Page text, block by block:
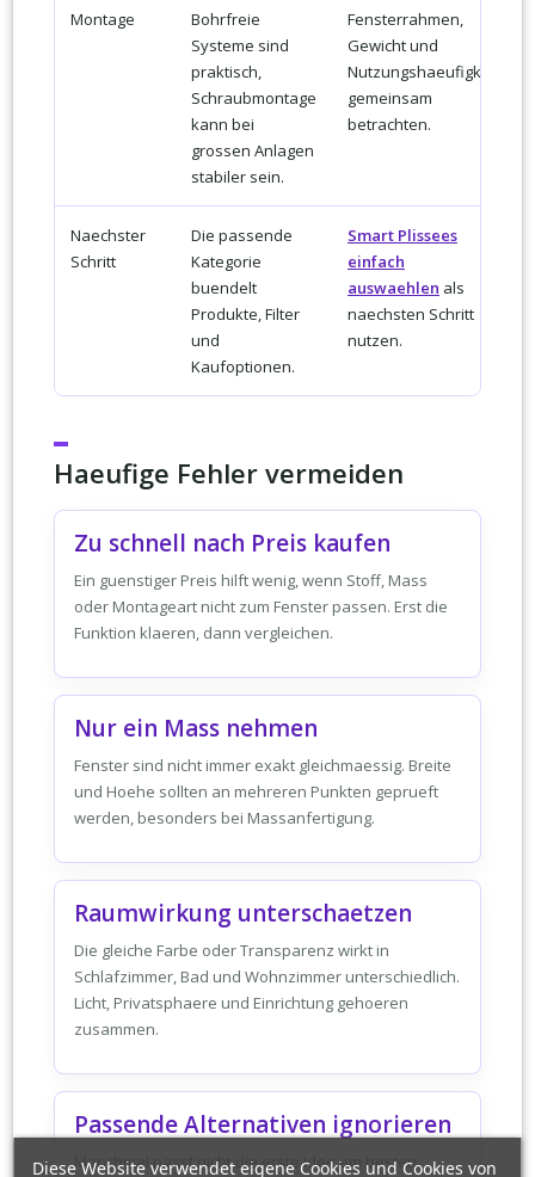
Montage
Bohrfreie
Systeme sind
praktisch,
Schraubmontage
kann bei
grossen Anlagen
stabiler sein.
Fensterrahmen,
Gewicht und
Nutzungshaeufigkeit
gemeinsam
betrachten.
Naechster
Schritt
Die passende
Kategorie
buendelt
Produkte, Filter
und
Kaufoptionen.
Smart Plissees
einfach
auswaehlen als
naechsten Schritt
nutzen.
Haeufige Fehler vermeiden
Zu schnell nach Preis kaufen
Ein guenstiger Preis hilft wenig, wenn Stoff, Mass
oder Montageart nicht zum Fenster passen. Erst die
Funktion klaeren, dann vergleichen.
Nur ein Mass nehmen
Fenster sind nicht immer exakt gleichmaessig. Breite
und Hoehe sollten an mehreren Punkten geprueft
werden, besonders bei Massanfertigung.
Raumwirkung unterschaetzen
Die gleiche Farbe oder Transparenz wirkt in
Schlafzimmer, Bad und Wohnzimmer unterschiedlich.
Licht, Privatsphaere und Einrichtung gehoeren
zusammen.
Passende Alternativen ignorieren
Manchmal passt nicht die erste Idee am besten.
Diese Website verwendet eigene Cookies und Cookies von